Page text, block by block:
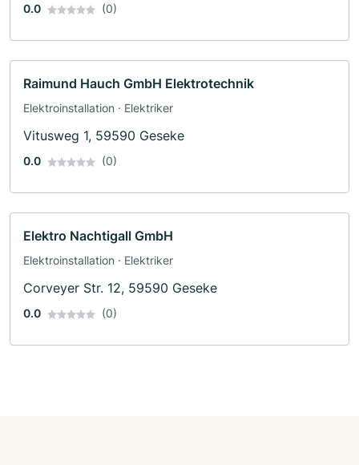
0.0 (0)
Raimund Hauch GmbH Elektrotechnik
Elektroinstallation · Elektriker
Vitusweg 1, 59590 Geseke
0.0 (0)
Elektro Nachtigall GmbH
Elektroinstallation · Elektriker
Corveyer Str. 12, 59590 Geseke
0.0 (0)